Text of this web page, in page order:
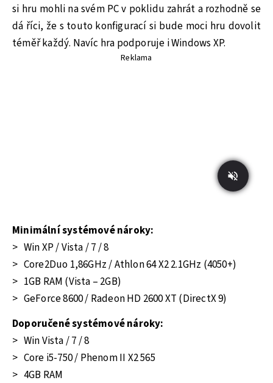
si hru mohli na svém PC v poklidu zahrát a rozhodně se
dá říci, že s touto konfigurací si bude moci hru dovolit
téměř každý. Navíc hra podporuje i Windows XP.
Reklama
Minimální systémové nároky:
> Win XP / Vista / 7 / 8
> Core2Duo 1,86GHz / Athlon 64 X2 2.1GHz (4050+)
> 1GB RAM (Vista – 2GB)
> GeForce 8600 / Radeon HD 2600 XT (DirectX 9)
Doporučené systémové nároky:
> Win Vista / 7 / 8
> Core i5-750 / Phenom II X2 565
> 4GB RAM